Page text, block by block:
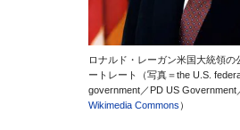
ロナルド・レーガン米国大統領の
ートレート（写真＝the U.S.
government／PD US Government
Wikimedia Commons ）